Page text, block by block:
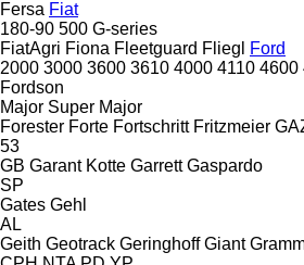
Fersa Fiat
180-90 500 G-series
FiatAgri Fiona Fleetguard Fliegl
Ford
2000 3000 3600 3610 4000 4110 4600
Fordson
Major Super Major
Forester Forte Fortschritt Fritzmeier
53
GB Garant Kotte Garrett Gaspardo
SP
Gates Gehl
AL
Geith Geotrack Geringhoff Giant